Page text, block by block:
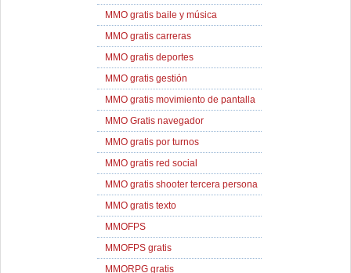
MMO gratis baile y música
MMO gratis carreras
MMO gratis deportes
MMO gratis gestión
MMO gratis movimiento de pantalla
MMO Gratis navegador
MMO gratis por turnos
MMO gratis red social
MMO gratis shooter tercera persona
MMO gratis texto
MMOFPS
MMOFPS gratis
MMORPG gratis